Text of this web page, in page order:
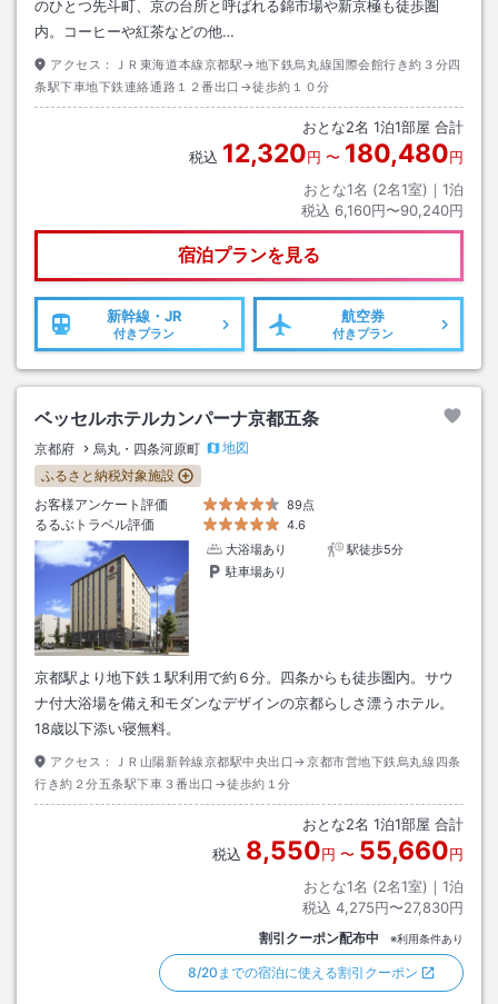
のひとつ先斗町、京の台所と呼ばれる錦市場や新京極も徒歩圏
内。コーヒーや紅茶などの他…
アクセス：
ＪＲ東海道本線京都駅→地下鉄烏丸線国際会館行き約３分四
条駅下車地下鉄連絡通路１２番出口→徒歩約１０分
おとな2名 1泊1部屋 合計
税込 12,320円 〜 180,480円
おとな1名 (2名1室)｜ 1泊
税込 6,160円〜90,240円
宿泊プランを見る
新幹線・JR
付きプラン
航空券
付きプラン
ベッセルホテルカンパーナ京都五条
京都府 烏丸・四条河原町
地図
ふるさと納税対象施設
お客様アンケート評価
89点
るるぶトラベル評価
4.6
大浴場あり
駅徒歩5分
駐車場あり
京都駅より地下鉄１駅利用で約６分。四条からも徒歩圏内。サウ
ナ付大浴場を備え和モダンなデザインの京都らしさ漂うホテル。
18歳以下添い寝無料。
アクセス：
ＪＲ山陽新幹線京都駅中央出口→京都市営地下鉄烏丸線四条
行き約２分五条駅下車３番出口→徒歩約１分
おとな2名 1泊1部屋 合計
税込 8,550円 〜 55,660円
おとな1名 (2名1室)｜ 1泊
税込 4,275円〜27,830円
割引クーポン配布中 ※利用条件あり
8/20までの宿泊に使える割引クーポン